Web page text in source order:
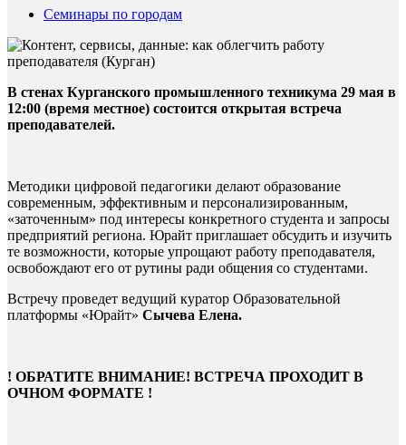
Семинары по городам
В стенах Курганского промышленного техникума 29 мая в
12:00 (время местное) состоится открытая встреча
преподавателей.
Методики цифровой педагогики делают образование
современным, эффективным и персонализированным,
«заточенным» под интересы конкретного студента и запросы
предприятий региона. Юрайт приглашает обсудить и изучить
те возможности, которые упрощают работу преподавателя,
освобождают его от рутины ради общения со студентами.
Встречу проведет ведущий куратор Образовательной
платформы «Юрайт» Сычева Елена.
! ОБРАТИТЕ ВНИМАНИЕ! ВСТРЕЧА ПРОХОДИТ В
ОЧНОМ ФОРМАТЕ !